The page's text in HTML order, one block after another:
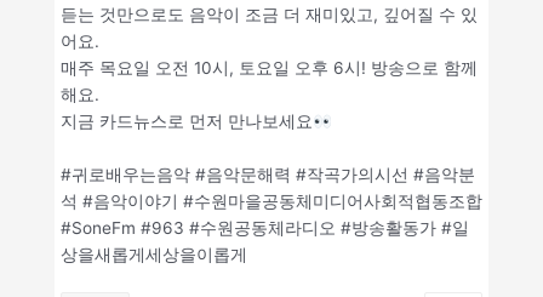
듣는 것만으로도 음악이 조금 더 재미있고, 깊어질 수 있
어요.
매주 목요일 오전 10시, 토요일 오후 6시! 방송으로 함께
해요.
지금 카드뉴스로 먼저 만나보세요
#귀로배우는음악 #음악문해력 #작곡가의시선 #음악분
석 #음악이야기 #수원마을공동체미디어사회적협동조합
#SoneFm #963 #수원공동체라디오 #방송활동가 #일
상을새롭게세상을이롭게